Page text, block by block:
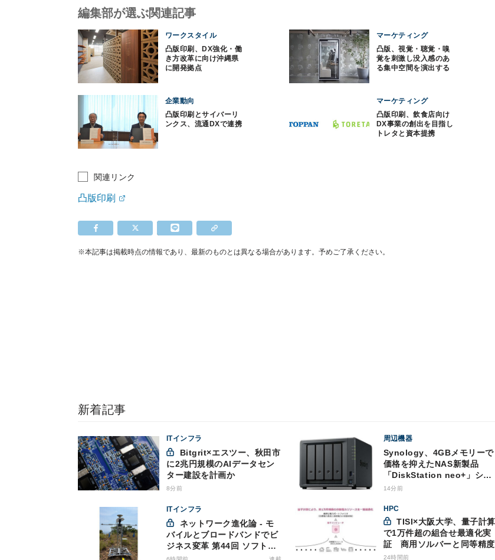
編集部が選ぶ関連記事
ワークスタイル
凸版印刷、DX強化・働
き方改革に向け沖縄県
に開発拠点
マーケティング
凸版、視覚・聴覚・嗅
覚を刺激し没入感のあ
る集中空間を演出する
企業動向
凸版印刷とサイバーリ
ンクス、流通DXで連携
マーケティング
凸版印刷、飲食店向け
DX事業の創出を目指し
トレタと資本提携
関連リンク
凸版印刷
※本記事は掲載時点の情報であり、最新のものとは異なる場合があります。予めご了承ください。
新着記事
ITインフラ
に2兆円規模のAIデータセン
ター建設を計画か
8分前
周辺機器
Synology、4GBメモリーで
価格を抑えたNAS新製品
「DiskStation neo+」シリ
ーズ
14分前
ITインフラ
バイルとブロードバンドでビ
ジネス変革 第44回 ソフトバ
ンクが「HAPS」のプレ商用
HPC
TISI×大阪大学、量子計算
で1万件超の組合せ最適化実
証 商用ソルバーと同等精度
24時間前